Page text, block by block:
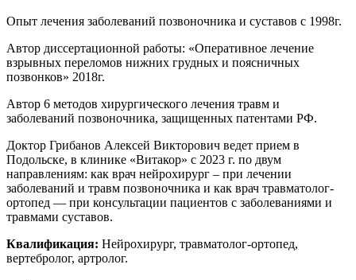
Опыт лечения заболеваний позвоночника и суставов с 1998г.
Автор диссертационной работы: «Оперативное лечение
взрывных переломов нижних грудных и поясничных
позвонков» 2018г.
Автор 6 методов хирургического лечения травм и
заболеваний позвоночника, защищенных патентами РФ.
Доктор Грибанов Алексей Викторович ведет прием в
Подольске, в клинике «Витакор» с 2023 г. по двум
направлениям: как врач нейрохирург – при лечении
заболеваний и травм позвоночника и как врач травматолог-
ортопед — при консультации пациентов с заболеваниями и
травмами суставов.
Квалификация: Нейрохирург, травматолог-ортопед,
вертебролог, артролог.